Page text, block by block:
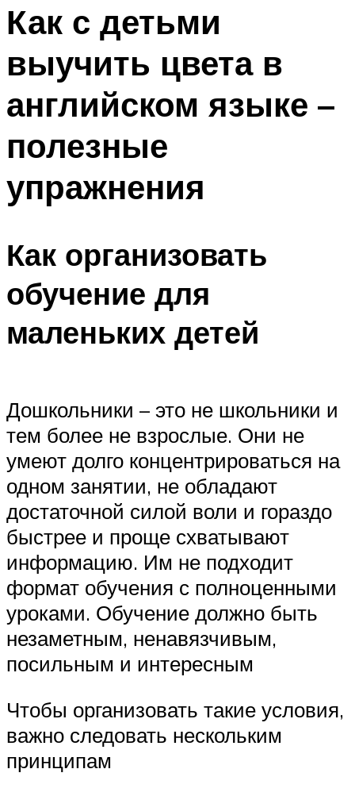
Как с детьми
выучить цвета в
английском языке –
полезные
упражнения
Как организовать
обучение для
маленьких детей
Дошкольники – это не школьники и
тем более не взрослые. Они не
умеют долго концентрироваться на
одном занятии, не обладают
достаточной силой воли и гораздо
быстрее и проще схватывают
информацию. Им не подходит
формат обучения с полноценными
уроками. Обучение должно быть
незаметным, ненавязчивым,
посильным и интересным
Чтобы организовать такие условия,
важно следовать нескольким
принципам